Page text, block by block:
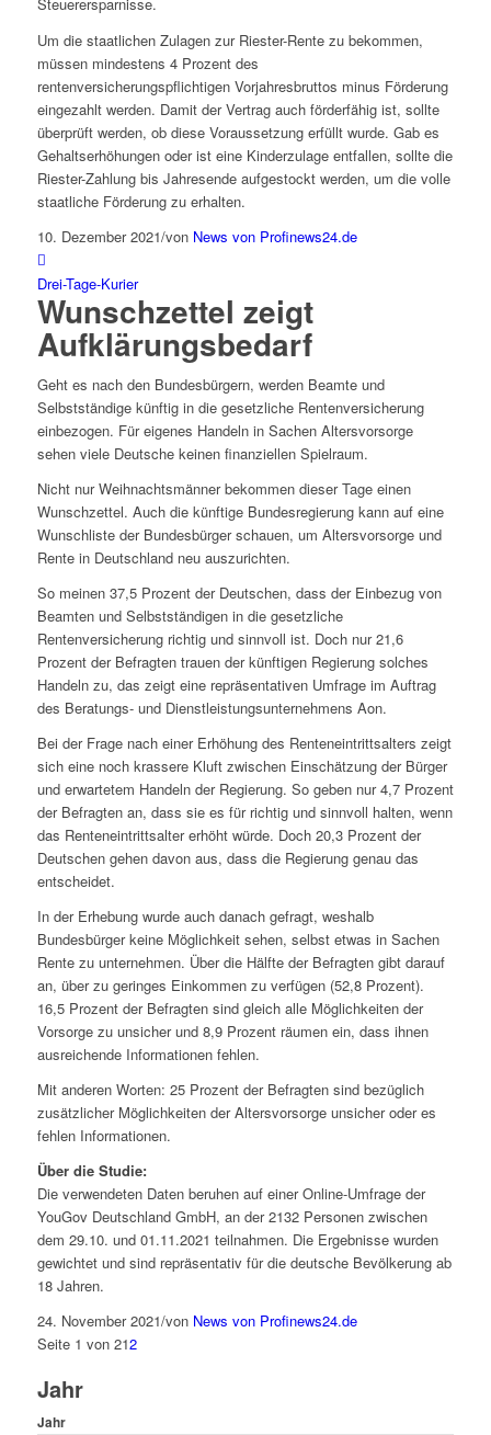
Steuerersparnisse.
Um die staatlichen Zulagen zur Riester-Rente zu bekommen,
müssen mindestens 4 Prozent des
rentenversicherungspflichtigen Vorjahresbruttos minus Förderung
eingezahlt werden. Damit der Vertrag auch förderfähig ist, sollte
überprüft werden, ob diese Voraussetzung erfüllt wurde. Gab es
Gehaltserhöhungen oder ist eine Kinderzulage entfallen, sollte die
Riester-Zahlung bis Jahresende aufgestockt werden, um die volle
staatliche Förderung zu erhalten.
10. Dezember 2021/von News von Profinews24.de
Drei-Tage-Kurier
Wunschzettel zeigt
Aufklärungsbedarf
Geht es nach den Bundesbürgern, werden Beamte und
Selbstständige künftig in die gesetzliche Rentenversicherung
einbezogen. Für eigenes Handeln in Sachen Altersvorsorge
sehen viele Deutsche keinen finanziellen Spielraum.
Nicht nur Weihnachtsmänner bekommen dieser Tage einen
Wunschzettel. Auch die künftige Bundesregierung kann auf eine
Wunschliste der Bundesbürger schauen, um Altersvorsorge und
Rente in Deutschland neu auszurichten.
So meinen 37,5 Prozent der Deutschen, dass der Einbezug von
Beamten und Selbstständigen in die gesetzliche
Rentenversicherung richtig und sinnvoll ist. Doch nur 21,6
Prozent der Befragten trauen der künftigen Regierung solches
Handeln zu, das zeigt eine repräsentativen Umfrage im Auftrag
des Beratungs- und Dienstleistungsunternehmens Aon.
Bei der Frage nach einer Erhöhung des Renteneintrittsalters zeigt
sich eine noch krassere Kluft zwischen Einschätzung der Bürger
und erwartetem Handeln der Regierung. So geben nur 4,7 Prozent
der Befragten an, dass sie es für richtig und sinnvoll halten, wenn
das Renteneintrittsalter erhöht würde. Doch 20,3 Prozent der
Deutschen gehen davon aus, dass die Regierung genau das
entscheidet.
In der Erhebung wurde auch danach gefragt, weshalb
Bundesbürger keine Möglichkeit sehen, selbst etwas in Sachen
Rente zu unternehmen. Über die Hälfte der Befragten gibt darauf
an, über zu geringes Einkommen zu verfügen (52,8 Prozent).
16,5 Prozent der Befragten sind gleich alle Möglichkeiten der
Vorsorge zu unsicher und 8,9 Prozent räumen ein, dass ihnen
ausreichende Informationen fehlen.
Mit anderen Worten: 25 Prozent der Befragten sind bezüglich
zusätzlicher Möglichkeiten der Altersvorsorge unsicher oder es
fehlen Informationen.
Über die Studie:
Die verwendeten Daten beruhen auf einer Online-Umfrage der
YouGov Deutschland GmbH, an der 2132 Personen zwischen
dem 29.10. und 01.11.2021 teilnahmen. Die Ergebnisse wurden
gewichtet und sind repräsentativ für die deutsche Bevölkerung ab
18 Jahren.
24. November 2021/von News von Profinews24.de
Seite 1 von 212
Jahr
Jahr